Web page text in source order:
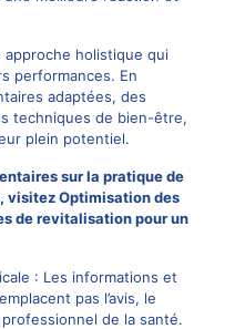
holistique qui
performances. En
adaptées, des
techniques de bien-être,
plein potentiel.
sur la pratique de
visitezOptimisation des
de revitalisationpour un
: Les informations et
pas l’avis, le
de la santé.